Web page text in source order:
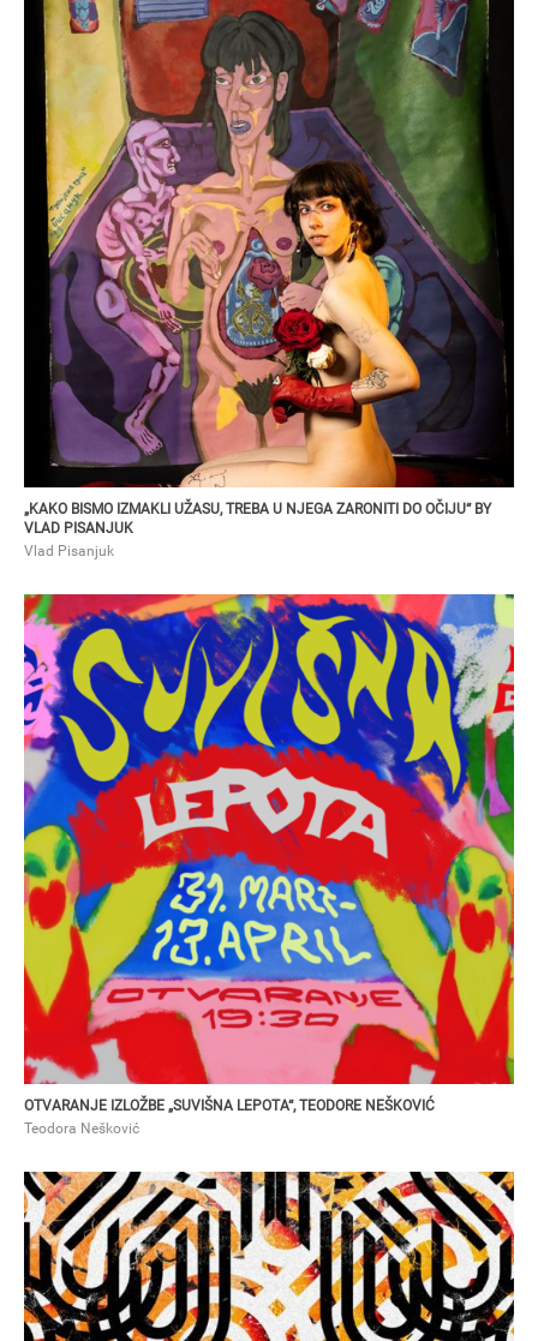
VLAD PISANJUK
„Kako bismo izmakli užasu, treba u njega zaroniti do očiju“ by
„KAKO BISMO IZMAKLI UŽASU, TREBA U NJEGA ZARONITI DO OČIJU“ BY
VLAD PISANJUK
Vlad Pisanjuk
TEODORA NEŠKOVIĆ
Otvaranje izložbe „Suvišna lepota“, Teodore Nešković
OTVARANJE IZLOŽBE „SUVIŠNA LEPOTA“, TEODORE NEŠKOVIĆ
Teodora Nešković